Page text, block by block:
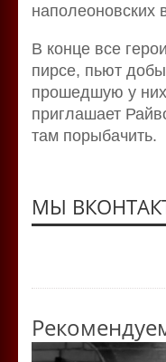
наполеоновских
В конце все
пирсе, пьют
прошедшую у
приглашает
там порыбачить.
МЫ